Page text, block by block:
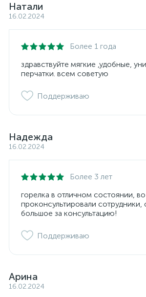
Натали
16.02.2024
Более 1 года
здравствуйте мягкие ,удобные,
перчатки. всем советую
Поддерживаю
Надежда
16.02.2024
Более 3 лет
горелка в отличном состоянии,
проконсультировали
большое за консультацию!
Поддерживаю
Арина
16.02.2024